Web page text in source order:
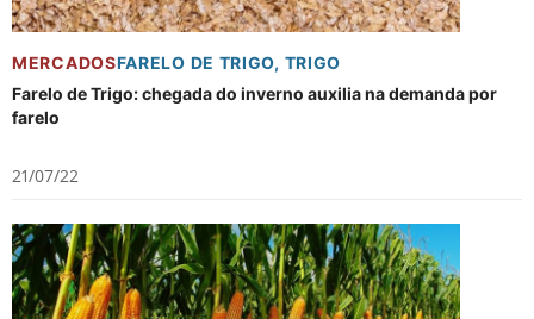
MERCADOSFARELO DE TRIGO, TRIGO
Farelo de Trigo: chegada do inverno auxilia na demanda por
farelo
21/07/22